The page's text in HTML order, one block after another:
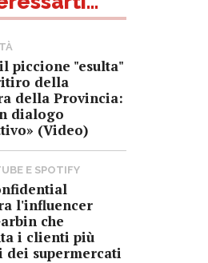
piccione "esulta"
della
della Provincia:
dialogo
(Video)
E SPOTIFY
l'influencer
che
i clienti più
dei supermercati